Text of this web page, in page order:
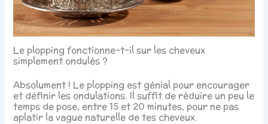
Le plopping fonctionne-t-il sur les cheveux
simplement ondulés ?
Absolument ! Le plopping est génial pour encourager
et définir les ondulations. Il suffit de réduire un peu le
temps de pose, entre 15 et 20 minutes, pour ne pas
aplatir la vague naturelle de tes cheveux.